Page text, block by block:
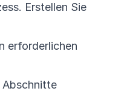
Erstellen Sie
erforderlichen